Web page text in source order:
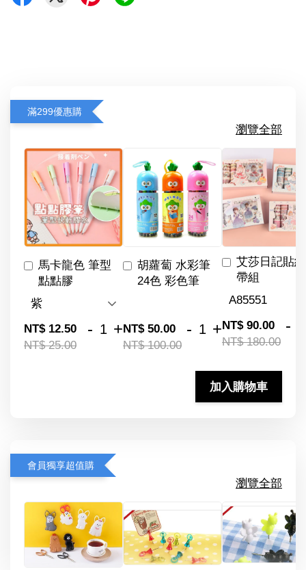
滿299優惠購
瀏覽全部
馬卡龍色 筆型
點點膠
NT$ 12.50
NT$ 25.00
- +
胡蘿蔔 水彩筆
24色 彩色筆
NT$ 50.00
NT$ 100.00
- +
艾莎日記貼
帶組
NT$ 90.00
NT$ 180.00
-
加入購物車
會員獨享超值購
瀏覽全部